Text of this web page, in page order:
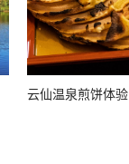
云仙温泉煎饼体验